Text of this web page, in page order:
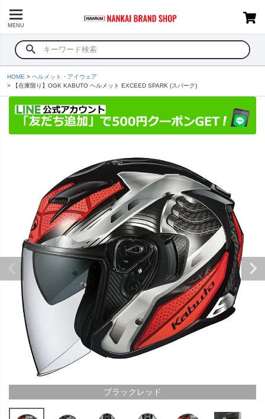
MENU
HOME
ヘルメット・アイウェア
【在庫限り】OGK KABUTO ヘルメット EXCEED SPARK (スパーク)
ブラックレッド